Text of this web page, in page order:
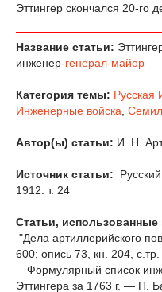
Эттингер скончался 20-го
Название статьи:
инженер-генерал-майор
Категория темы: Русская
Инженерные войска
Автор(ы) статьи: И. Н.
Источник статьи:
1912. т. 24
Статьи, использованные
"Дела артиллерийского
600; опись 73, кн. 204,
—Формулярный список
Эттингера за 1763 г. — П.